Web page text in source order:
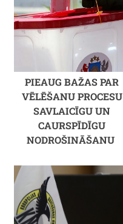
PIEAUG BAŽAS PAR
VĒLĒŠANU PROCESU
SAVLAICĪGU UN
CAURSPĪDĪGU
NODROŠINĀŠANU